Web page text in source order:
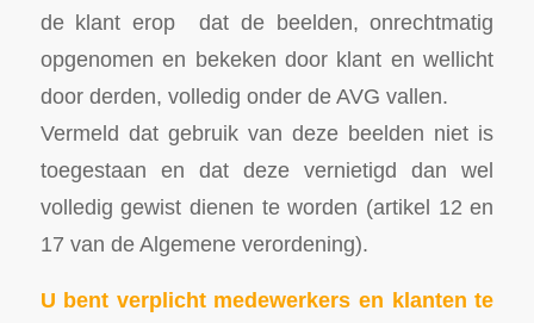
de klant erop dat de beelden, onrechtmatig
opgenomen en bekeken door klant en wellicht
door derden, volledig onder de AVG vallen.
Vermeld dat gebruik van deze beelden niet is
toegestaan en dat deze vernietigd dan wel
volledig gewist dienen te worden (artikel 12 en
17 van de Algemene verordening).
U bent verplicht medewerkers en klanten te